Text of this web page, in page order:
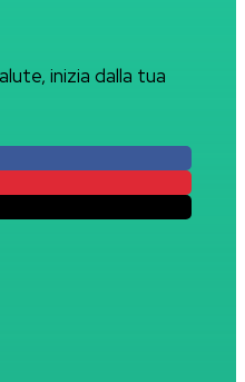
inizia dalla tua